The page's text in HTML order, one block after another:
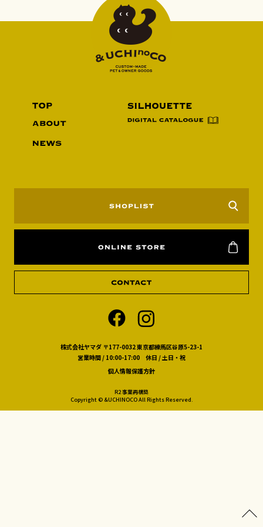
株式会社ヤマダ 〒177-0032 東京都練馬区谷原5-23-1
営業時間 / 10:00-17:00 休日 / 土日・祝
個人情報保護方針
R2 事業再構築
Copyright © &UCHINOCO All Rights Reserved.